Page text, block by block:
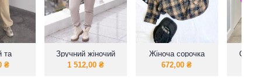
та
з
₴
Зручний жіночий
теплий спортивний
1 512,00 ₴
Жіноча сорочка
фланель
672,00₴